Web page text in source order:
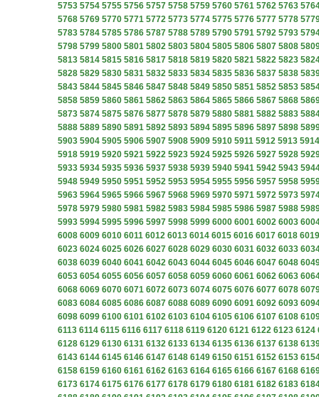
5753 5754 5755 5756 5757 5758 5759 5760 5761 5762 5763
5768 5769 5770 5771 5772 5773 5774 5775 5776 5777 5778
5783 5784 5785 5786 5787 5788 5789 5790 5791 5792 5793
5798 5799 5800 5801 5802 5803 5804 5805 5806 5807 5808
5813 5814 5815 5816 5817 5818 5819 5820 5821 5822 5823
5828 5829 5830 5831 5832 5833 5834 5835 5836 5837 5838
5843 5844 5845 5846 5847 5848 5849 5850 5851 5852 5853
5858 5859 5860 5861 5862 5863 5864 5865 5866 5867 5868
5873 5874 5875 5876 5877 5878 5879 5880 5881 5882 5883
5888 5889 5890 5891 5892 5893 5894 5895 5896 5897 5898
5903 5904 5905 5906 5907 5908 5909 5910 5911 5912 5913 5914
5918 5919 5920 5921 5922 5923 5924 5925 5926 5927 5928
5933 5934 5935 5936 5937 5938 5939 5940 5941 5942 5943
5948 5949 5950 5951 5952 5953 5954 5955 5956 5957 5958
5963 5964 5965 5966 5967 5968 5969 5970 5971 5972 5973
5978 5979 5980 5981 5982 5983 5984 5985 5986 5987 5988
5993 5994 5995 5996 5997 5998 5999 6000 6001 6002 6003
6008 6009 6010 6011 6012 6013 6014 6015 6016 6017 6018 6019
6023 6024 6025 6026 6027 6028 6029 6030 6031 6032 6033
6038 6039 6040 6041 6042 6043 6044 6045 6046 6047 6048
6053 6054 6055 6056 6057 6058 6059 6060 6061 6062 6063
6068 6069 6070 6071 6072 6073 6074 6075 6076 6077 6078
6083 6084 6085 6086 6087 6088 6089 6090 6091 6092 6093
6098 6099 6100 6101 6102 6103 6104 6105 6106 6107 6108
6113 6114 6115 6116 6117 6118 6119 6120 6121 6122 6123 6124
6128 6129 6130 6131 6132 6133 6134 6135 6136 6137 6138
6143 6144 6145 6146 6147 6148 6149 6150 6151 6152 6153
6158 6159 6160 6161 6162 6163 6164 6165 6166 6167 6168
6173 6174 6175 6176 6177 6178 6179 6180 6181 6182 6183